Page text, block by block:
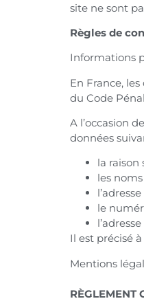
site ne sont
Règles de
Informations
En France,
du Code
A l’occasion
données
la raison
les
le
Il est précisé
Mentions
RÈGLEMENT